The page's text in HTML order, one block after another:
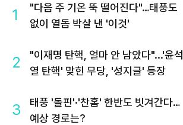
1
"다음 주 기온 뚝 떨어진다"…태풍도
없이 열돔 박살 낸 '이것'
2
"이재명 탄핵, 얼마 안 남았다"...'윤석
열 탄핵' 맞힌 무당, '성지글' 등장
3
태풍 '돌핀'·'찬홈' 한반도 빗겨간다…
예상 경로는?